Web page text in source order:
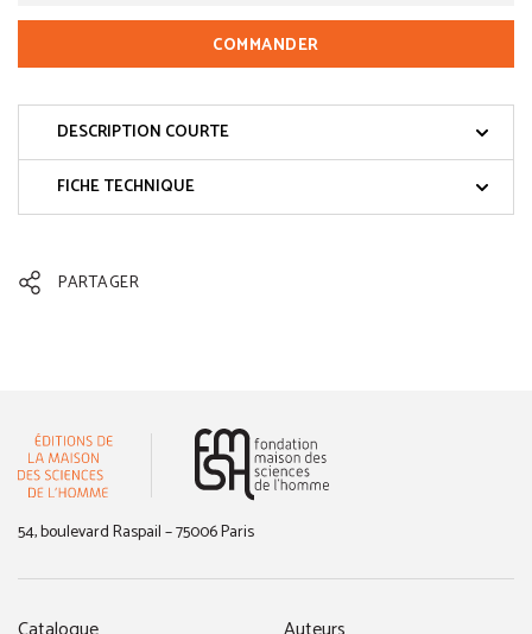
COMMANDER
DESCRIPTION COURTE
FICHE TECHNIQUE
PARTAGER
54, boulevard Raspail – 75006 Paris